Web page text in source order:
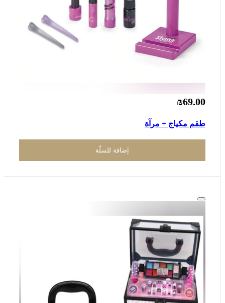
₪69.00
طقم مكياج + مرآة
إضافة للسلّة